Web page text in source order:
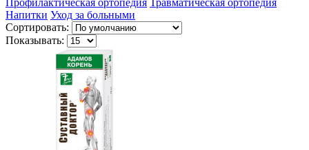
Напитки Уход за больными
Сортировать:
Показывать: